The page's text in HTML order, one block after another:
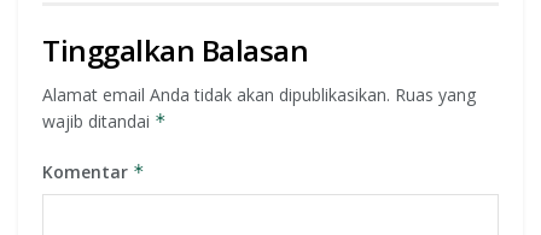
Tinggalkan Balasan
Alamat email Anda tidak akan dipublikasikan. Ruas yang
wajib ditandai *
Komentar *